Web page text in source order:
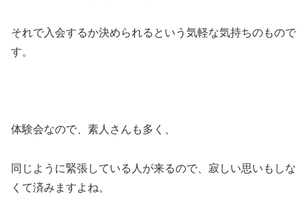
それで入会するか決められるという気軽な気持ちのもので
す。
体験会なので、素人さんも多く、
同じように緊張している人が来るので、寂しい思いもしな
くて済みますよね。